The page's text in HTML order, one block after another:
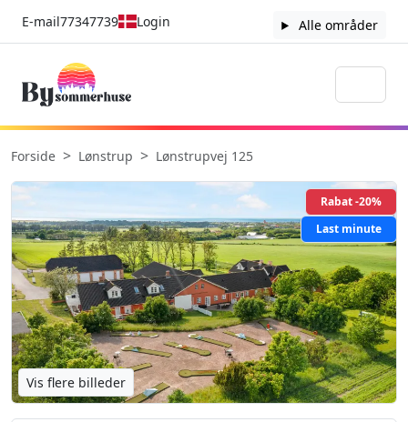
E-mail77347739 Login Alle områder
Forside Lønstrup Lønstrupvej 125
Rabat -20%
Last minute
Vis flere billeder